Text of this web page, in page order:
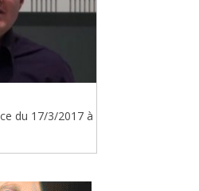
du 17/3/2017 à